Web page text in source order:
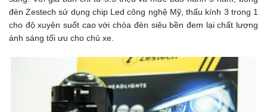
đèn Zestech sử dụng chip Led công nghệ Mỹ, thấu kính 3 trong 1
cho độ xuyên suốt cao với chóa đèn siêu bền đem lại chất lượng
ánh sáng tối ưu cho chủ xe.